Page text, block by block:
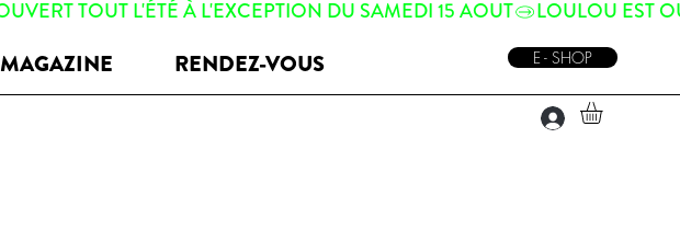
MAGAZINE RENDEZ-VOUS E - SHOP